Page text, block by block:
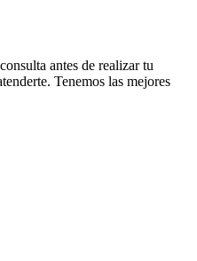
antes de realizar tu
Tenemos las mejores